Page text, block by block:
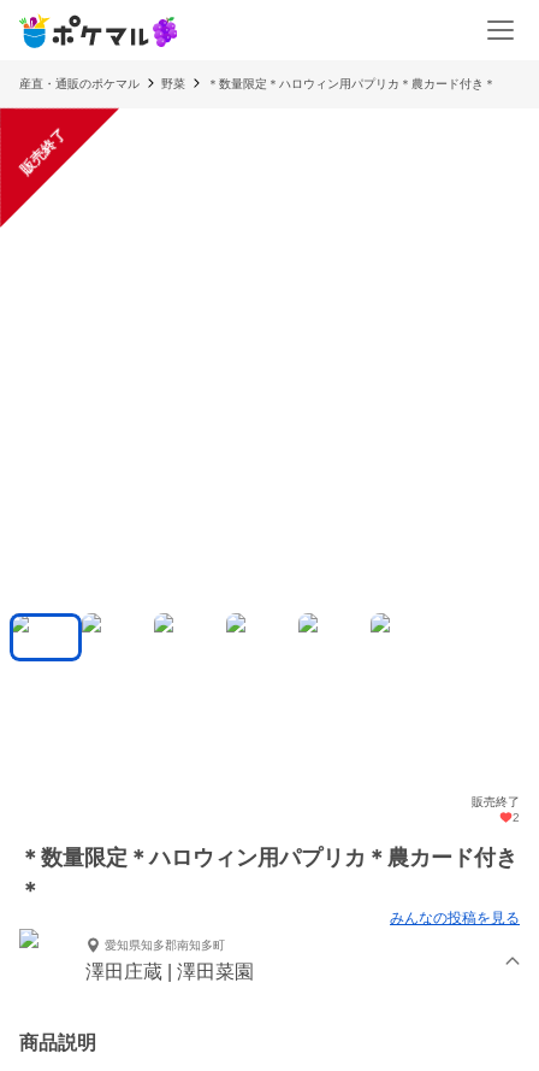
産直・通販のポケマル 野菜 ＊数量限定＊ハロウィン用パプリカ＊農カード付き＊
販売終了
販売終了
2
＊数量限定＊ハロウィン用パプリカ＊農カード付き
＊
みんなの投稿を見る
愛知県知多郡南知多町
澤田庄蔵 | 澤田菜園
商品説明